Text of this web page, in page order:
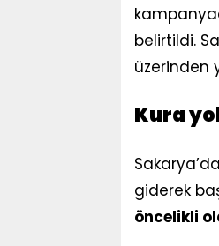
belirtildi.
üzerinden
Kura
giderek
öncelikli